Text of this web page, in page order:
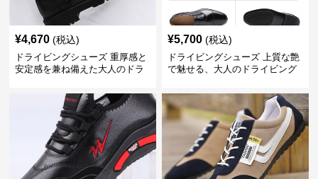
¥4,670 (税込)
ドライビングシューズ 重厚感と
安定感を兼ね備えた大人のドラ
¥5,700 (税込)
ドライビングシューズ 上質な艶
で魅せる、大人のドライビング
アルもこれ一足